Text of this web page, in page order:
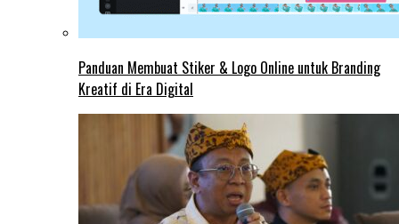
Panduan Membuat Stiker & Logo Online untuk Branding
Kreatif di Era Digital